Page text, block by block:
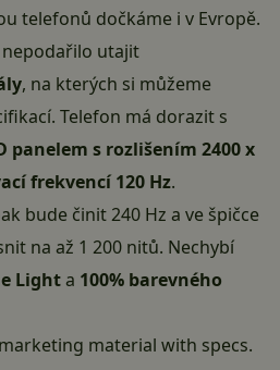
telefonů dočkáme i v Evropě.
nepodařilo utajit
, na kterých si můžeme
Telefon má dorazit s
panelem s rozlišením 2400 x
frekvencí 120 Hz.
bude činit 240 Hz a ve špičce
na až 1 200 nitů. Nechybí
Lighta 100% barevného
marketing material with specs.